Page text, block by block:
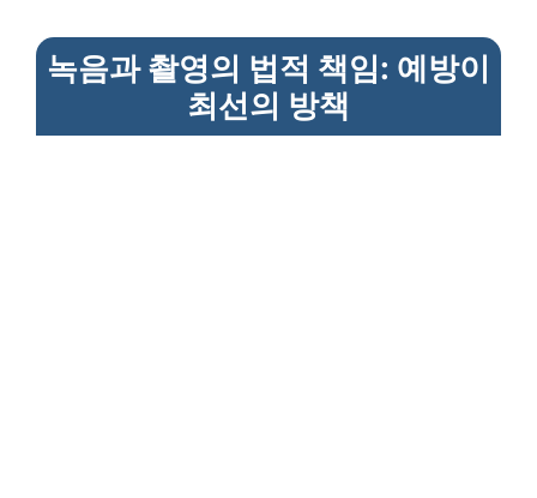
녹음과 촬영의 법적 책임: 예방이
최선의 방책